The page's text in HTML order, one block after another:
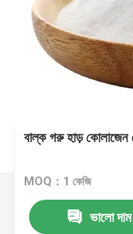
বাল্ক গরু হাড়
MOQ：1 কেজি
ভালো দাম